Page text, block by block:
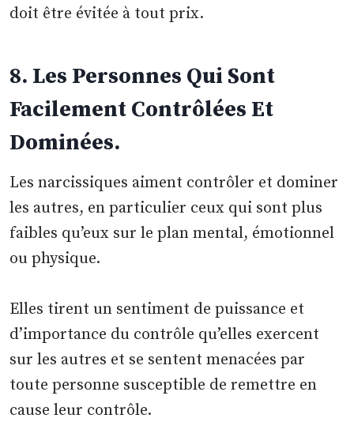
doit être évitée à tout prix.
8. Les Personnes Qui Sont
Facilement Contrôlées Et
Dominées.
Les narcissiques aiment contrôler et dominer
les autres, en particulier ceux qui sont plus
faibles qu’eux sur le plan mental, émotionnel
ou physique.
Elles tirent un sentiment de puissance et
d’importance du contrôle qu’elles exercent
sur les autres et se sentent menacées par
toute personne susceptible de remettre en
cause leur contrôle.